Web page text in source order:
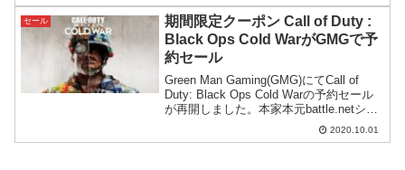
セール
期間限定クーポン Call of Duty :
Black Ops Cold WarがGMGで予
約セール
Green Man Gaming(GMG)にてCall of
Duty: Black Ops Cold Warの予約セール
が再開しました。本家本元battle.netショ
ップの日本人向け価格は高額設定なので
2020.10.01